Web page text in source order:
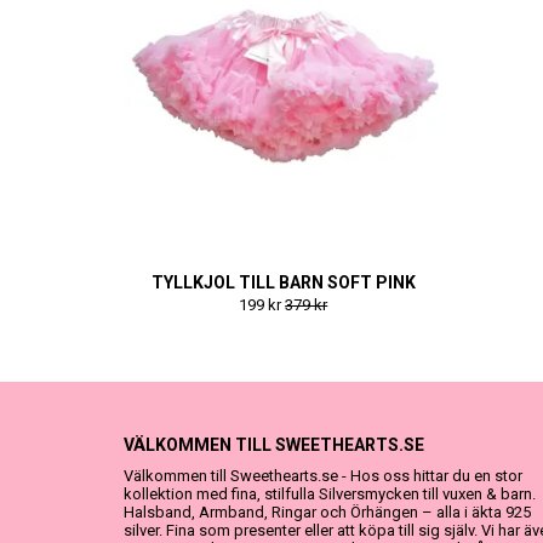
TYLLKJOL TILL BARN SOFT PINK
199 kr379 kr
VÄLKOMMEN TILL SWEETHEARTS.SE
Välkommen till Sweethearts.se - Hos oss hittar du en stor
kollektion med fina, stilfulla Silversmycken till vuxen & barn.
Halsband, Armband, Ringar och Örhängen – alla i äkta 925
silver. Fina som presenter eller att köpa till sig själv. Vi har